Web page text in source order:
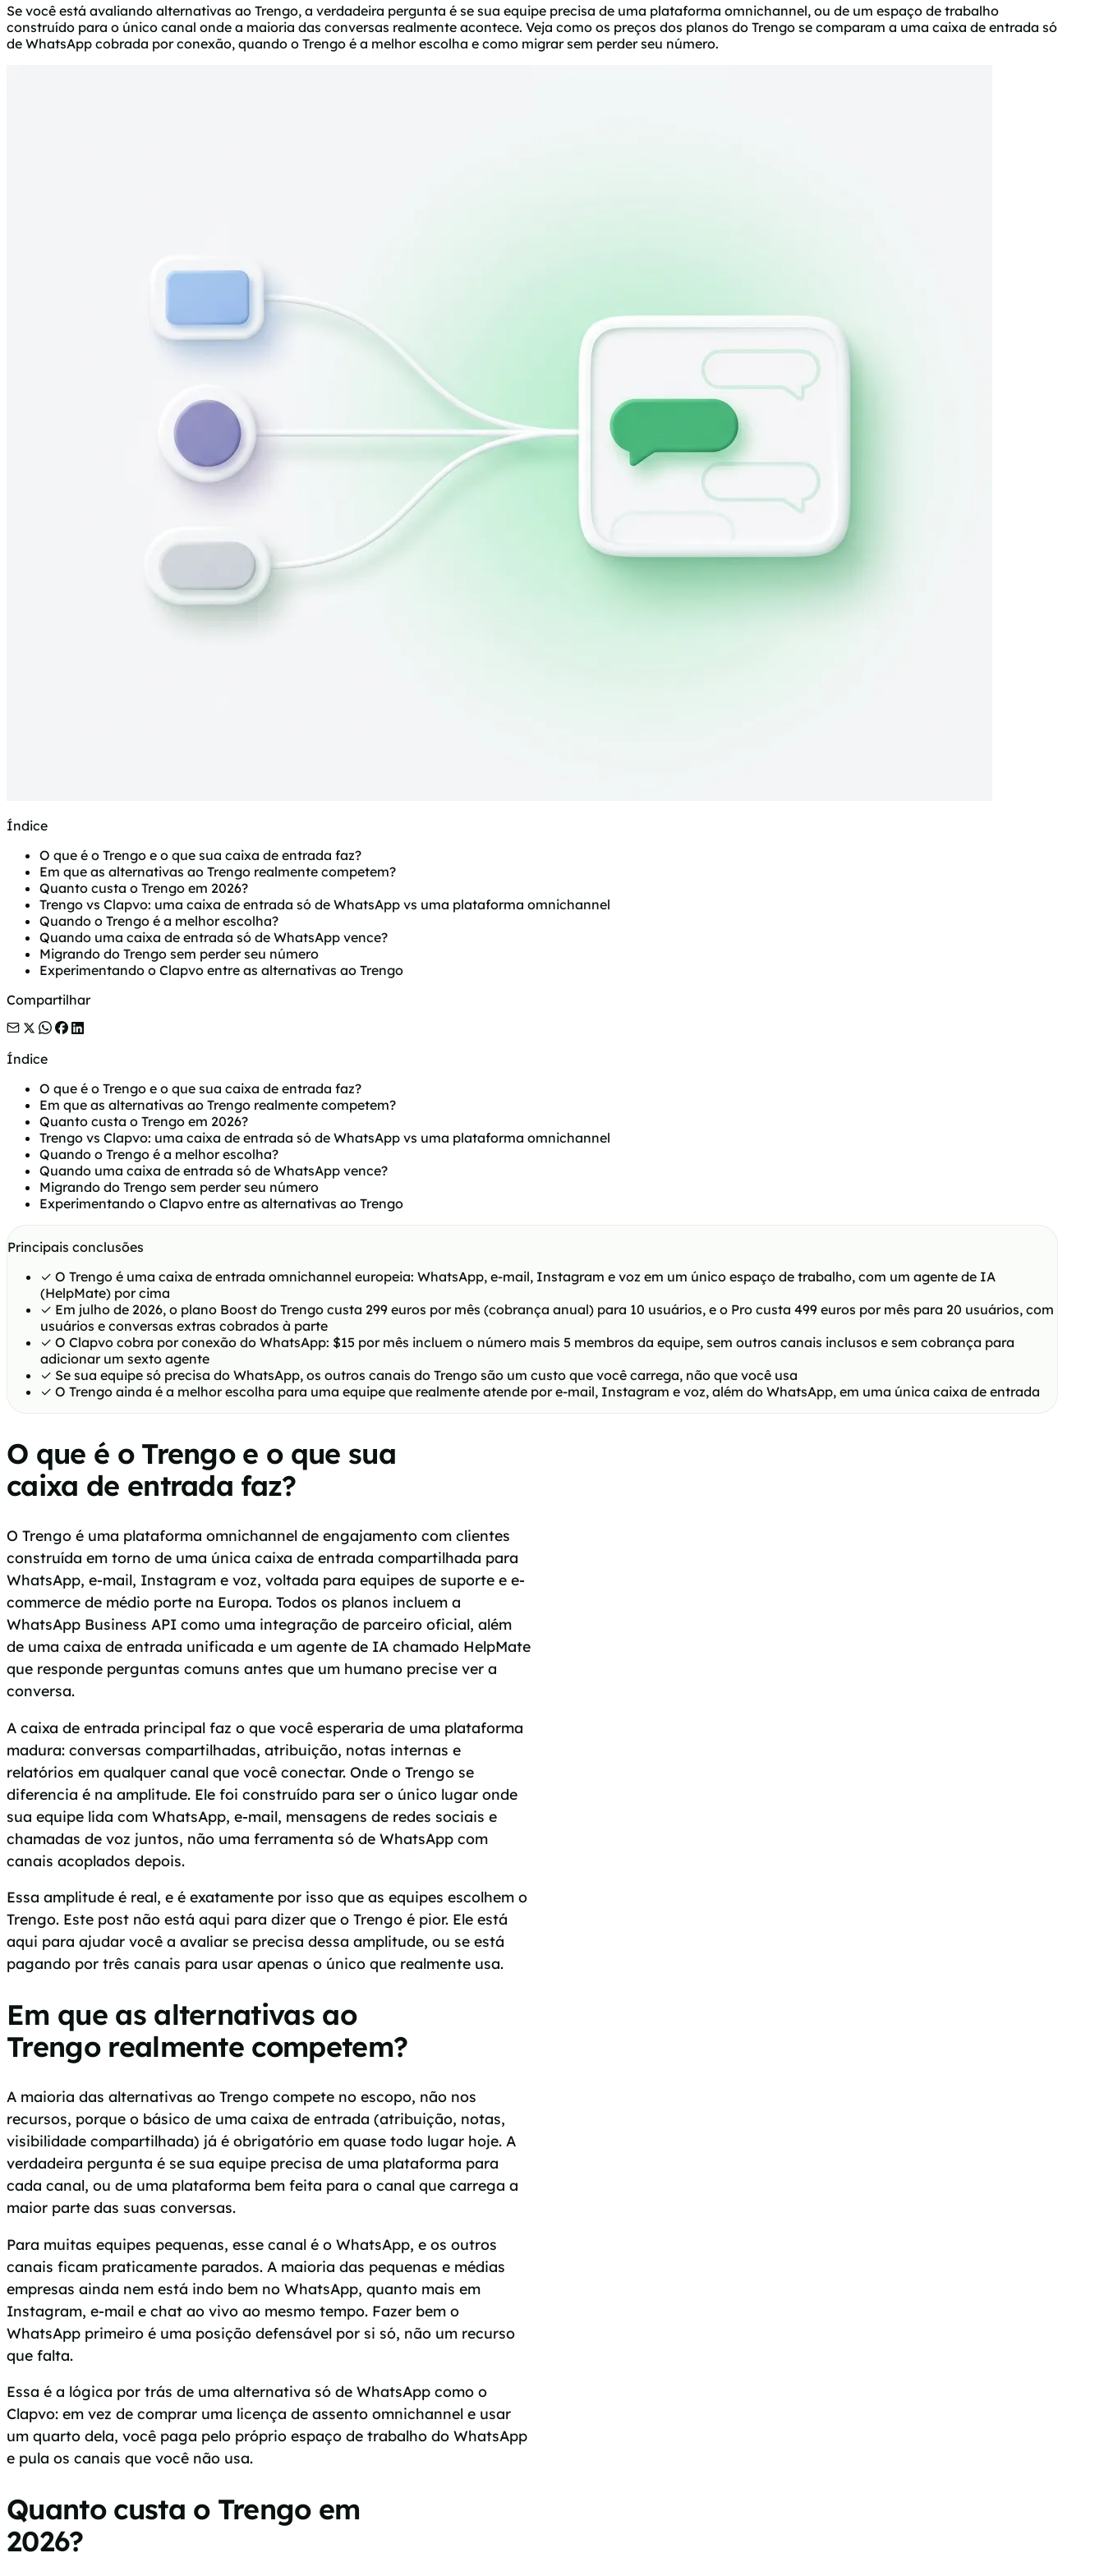
Se você está avaliando alternativas ao Trengo, a verdadeira pergunta é se sua equipe precisa de uma plataforma omnichannel, ou de um espaço de trabalho
construído para o único canal onde a maioria das conversas realmente acontece. Veja como os preços dos planos do Trengo se comparam a uma caixa de entrada só
de WhatsApp cobrada por conexão, quando o Trengo é a melhor escolha e como migrar sem perder seu número.
Índice
O que é o Trengo e o que sua caixa de entrada faz?
Em que as alternativas ao Trengo realmente competem?
Quanto custa o Trengo em 2026?
Trengo vs Clapvo: uma caixa de entrada só de WhatsApp vs uma plataforma omnichannel
Quando o Trengo é a melhor escolha?
Quando uma caixa de entrada só de WhatsApp vence?
Migrando do Trengo sem perder seu número
Experimentando o Clapvo entre as alternativas ao Trengo
Compartilhar
Índice
O que é o Trengo e o que sua caixa de entrada faz?
Em que as alternativas ao Trengo realmente competem?
Quanto custa o Trengo em 2026?
Trengo vs Clapvo: uma caixa de entrada só de WhatsApp vs uma plataforma omnichannel
Quando o Trengo é a melhor escolha?
Quando uma caixa de entrada só de WhatsApp vence?
Migrando do Trengo sem perder seu número
Experimentando o Clapvo entre as alternativas ao Trengo
Principais conclusões
✓ O Trengo é uma caixa de entrada omnichannel europeia: WhatsApp, e-mail, Instagram e voz em um único espaço de trabalho, com um agente de IA
(HelpMate) por cima
✓ Em julho de 2026, o plano Boost do Trengo custa 299 euros por mês (cobrança anual) para 10 usuários, e o Pro custa 499 euros por mês para 20 usuários, com
usuários e conversas extras cobrados à parte
✓ O Clapvo cobra por conexão do WhatsApp: $15 por mês incluem o número mais 5 membros da equipe, sem outros canais inclusos e sem cobrança para
adicionar um sexto agente
✓ Se sua equipe só precisa do WhatsApp, os outros canais do Trengo são um custo que você carrega, não que você usa
✓ O Trengo ainda é a melhor escolha para uma equipe que realmente atende por e-mail, Instagram e voz, além do WhatsApp, em uma única caixa de entrada
O que é o Trengo e o que sua
caixa de entrada faz?
O Trengo é uma plataforma omnichannel de engajamento com clientes
construída em torno de uma única caixa de entrada compartilhada para
WhatsApp, e-mail, Instagram e voz, voltada para equipes de suporte e e-
commerce de médio porte na Europa. Todos os planos incluem a
WhatsApp Business API como uma integração de parceiro oficial, além
de uma caixa de entrada unificada e um agente de IA chamado HelpMate
que responde perguntas comuns antes que um humano precise ver a
conversa.
A caixa de entrada principal faz o que você esperaria de uma plataforma
madura: conversas compartilhadas, atribuição, notas internas e
relatórios em qualquer canal que você conectar. Onde o Trengo se
diferencia é na amplitude. Ele foi construído para ser o único lugar onde
sua equipe lida com WhatsApp, e-mail, mensagens de redes sociais e
chamadas de voz juntos, não uma ferramenta só de WhatsApp com
canais acoplados depois.
Essa amplitude é real, e é exatamente por isso que as equipes escolhem o
Trengo. Este post não está aqui para dizer que o Trengo é pior. Ele está
aqui para ajudar você a avaliar se precisa dessa amplitude, ou se está
pagando por três canais para usar apenas o único que realmente usa.
Em que as alternativas ao
Trengo realmente competem?
A maioria das alternativas ao Trengo compete no escopo, não nos
recursos, porque o básico de uma caixa de entrada (atribuição, notas,
visibilidade compartilhada) já é obrigatório em quase todo lugar hoje. A
verdadeira pergunta é se sua equipe precisa de uma plataforma para
cada canal, ou de uma plataforma bem feita para o canal que carrega a
maior parte das suas conversas.
Para muitas equipes pequenas, esse canal é o WhatsApp, e os outros
canais ficam praticamente parados. A maioria das pequenas e médias
empresas ainda nem está indo bem no WhatsApp, quanto mais em
Instagram, e-mail e chat ao vivo ao mesmo tempo. Fazer bem o
WhatsApp primeiro é uma posição defensável por si só, não um recurso
que falta.
Essa é a lógica por trás de uma alternativa só de WhatsApp como o
Clapvo: em vez de comprar uma licença de assento omnichannel e usar
um quarto dela, você paga pelo próprio espaço de trabalho do WhatsApp
e pula os canais que você não usa.
Quanto custa o Trengo em
2026?